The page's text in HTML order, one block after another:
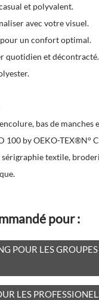
et polyvalent.
avec votre visuel.
un confort optimal.
quotidien et décontracté.
bas de manches
100 by OEKO-TEX®N°
textile,
pour :
POUR LES GROUPES
LES